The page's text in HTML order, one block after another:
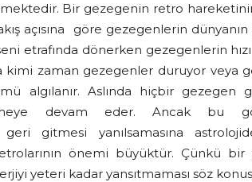
Bir gezegenin retro
açısına göre gezegenlerin
etrafında dönerken gezegenlerin
kimi zaman gezegenler duruyor veya
algılanır. Aslında hiçbir
devam eder. Ancak bu
geri gitmesi yanılsamasına
önemi büyüktür. Çünkü
yeteri kadar yansıtmaması söz